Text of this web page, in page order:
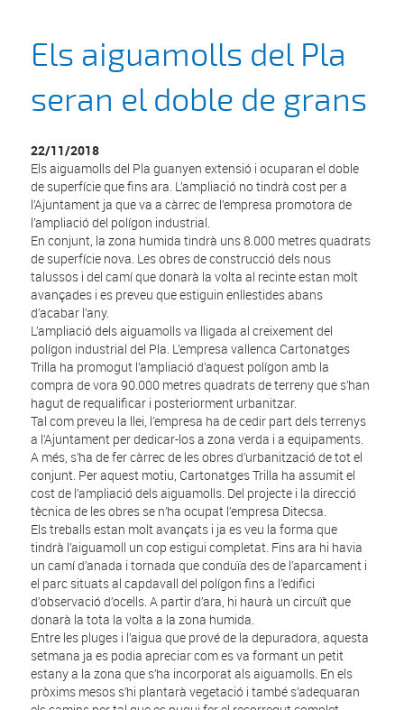
Els aiguamolls del Pla
seran el doble de grans
22/11/2018
Els aiguamolls del Pla guanyen extensió i ocuparan el doble
de superfície que fins ara. L’ampliació no tindrà cost per a
l’Ajuntament ja que va a càrrec de l’empresa promotora de
l’ampliació del polígon industrial.
En conjunt, la zona humida tindrà uns 8.000 metres quadrats
de superfície nova. Les obres de construcció dels nous
talussos i del camí que donarà la volta al recinte estan molt
avançades i es preveu que estiguin enllestides abans
d’acabar l’any.
L’ampliació dels aiguamolls va lligada al creixement del
polígon industrial del Pla. L’empresa vallenca Cartonatges
Trilla ha promogut l’ampliació d’aquest polígon amb la
compra de vora 90.000 metres quadrats de terreny que s’han
hagut de requalificar i posteriorment urbanitzar.
Tal com preveu la llei, l’empresa ha de cedir part dels terrenys
a l’Ajuntament per dedicar-los a zona verda i a equipaments.
A més, s’ha de fer càrrec de les obres d’urbanització de tot el
conjunt. Per aquest motiu, Cartonatges Trilla ha assumit el
cost de l’ampliació dels aiguamolls. Del projecte i la direcció
tècnica de les obres se n’ha ocupat l’empresa Ditecsa.
Els treballs estan molt avançats i ja es veu la forma que
tindrà l’aiguamoll un cop estigui completat. Fins ara hi havia
un camí d’anada i tornada que conduïa des de l’aparcament i
el parc situats al capdavall del polígon fins a l’edifici
d’observació d’ocells. A partir d’ara, hi haurà un circuït que
donarà la tota la volta a la zona humida.
Entre les pluges i l’aigua que prové de la depuradora, aquesta
setmana ja es podia apreciar com es va formant un petit
estany a la zona que s’ha incorporat als aiguamolls. En els
pròxims mesos s’hi plantarà vegetació i també s’adequaran